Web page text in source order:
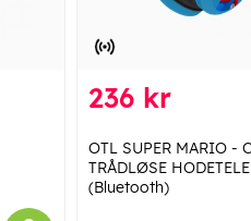
236 kr
OTL SUPER MARIO -
TRÅDLØSE
(Bluetooth)